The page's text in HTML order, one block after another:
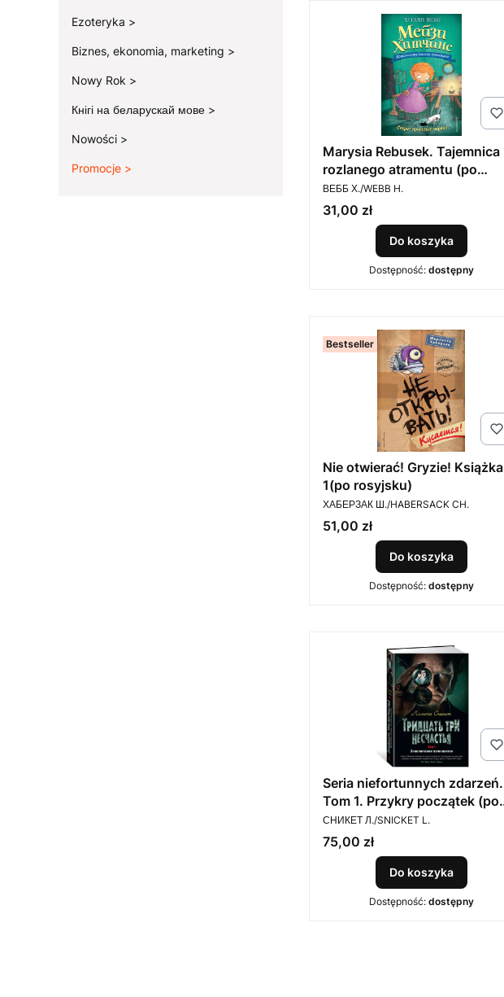
Ezoteryka
Biznes, ekonomia, marketing
Nowy Rok
Кнігі на беларускай мове
Nowości
Promocje
Marysia Rebusek. Tajemnica
rozlanego atramentu (po
rosyjsku)
PRODUCENT
ВЕББ Х./WEBB H.
Cena
31,00 zł
Do koszyka
Dostępność: dostępny
Bestseller
Nie otwierać! Gryzie! Książka
1(po rosyjsku)
PRODUCENT
ХАБЕРЗАК Ш./HABERSACK CH.
Cena
51,00 zł
Do koszyka
Dostępność: dostępny
Seria niefortunnych zdarzeń.
Tom 1. Przykry początek (po
rosyjsku)
PRODUCENT
СНИКЕТ Л./SNICKET L.
Cena
75,00 zł
Do koszyka
Dostępność: dostępny